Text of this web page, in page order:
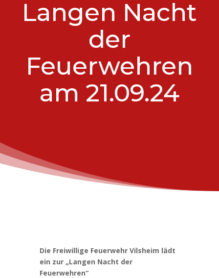
Langen Nacht
der
Feuerwehren
am 21.09.24
Die Freiwillige Feuerwehr Vilsheim lädt
ein zur „Langen Nacht der
Feuerwehren“